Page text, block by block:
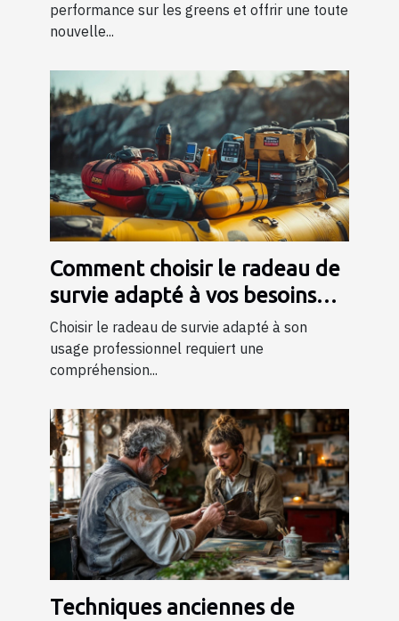
performance sur les greens et offrir une toute
nouvelle...
Comment choisir le radeau de
survie adapté à vos besoins
professionnels ?
Choisir le radeau de survie adapté à son
usage professionnel requiert une
compréhension...
Techniques anciennes de